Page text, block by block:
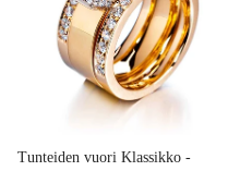
Tunteiden vuori Klassikko -